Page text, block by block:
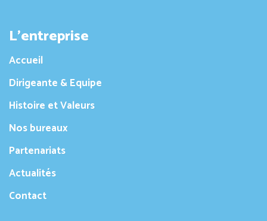
L’entreprise
Accueil
Dirigeante & Equipe
Histoire et Valeurs
Nos bureaux
Partenariats
Actualités
Contact